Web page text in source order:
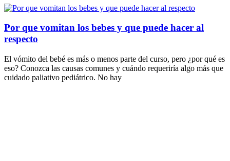
Por que vomitan los bebes y que puede hacer al
respecto
El vómito del bebé es más o menos parte del curso, pero ¿por qué es
eso? Conozca las causas comunes y cuándo requeriría algo más que
cuidado paliativo pediátrico. No hay